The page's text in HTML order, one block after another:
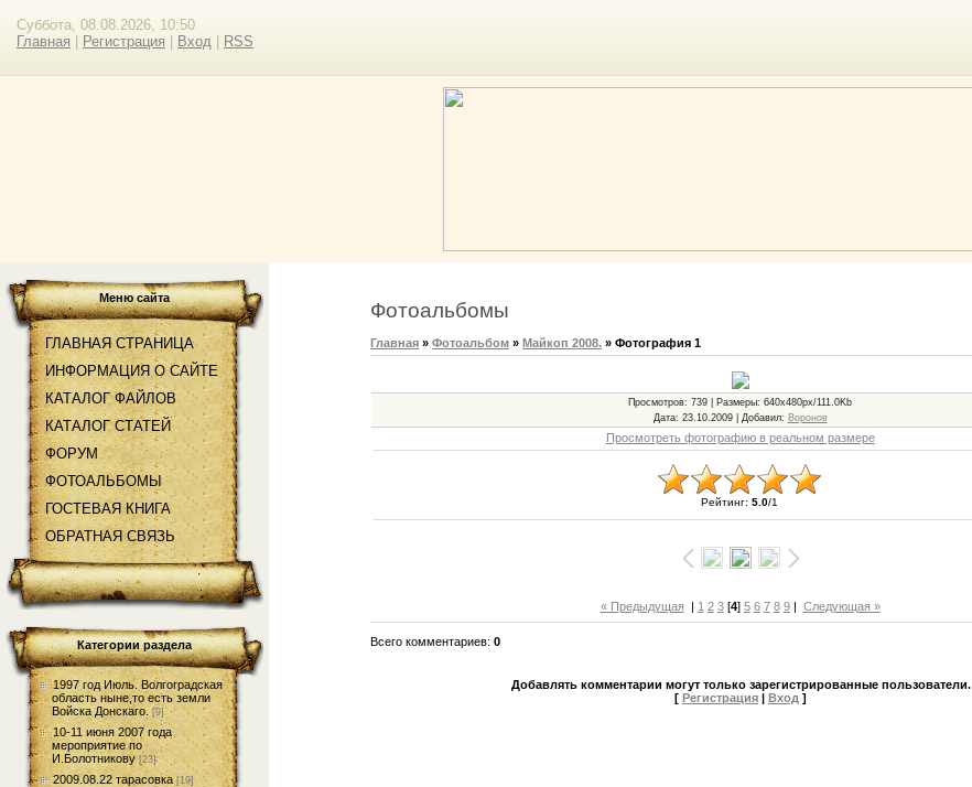
Суббота, 08.08.2026, 10:50
Главная
Регистрация Вход RSS
Меню сайта
ГЛАВНАЯ СТРАНИЦА
ИНФОРМАЦИЯ О САЙТЕ
КАТАЛОГ ФАЙЛОВ
КАТАЛОГ СТАТЕЙ
ФОРУМ
ФОТОАЛЬБОМЫ
ГОСТЕВАЯ КНИГА
ОБРАТНАЯ СВЯЗЬ
Категории раздела
1997 год Июль. Волгоградская
область ныне,то есть земли
Войска Донскаго. [9]
10-11 июня 2007 года
мероприятие по
И.Болотникову [23]
2009.08.22 тарасовка [19]
Фотоальбомы
Главная »Фотоальбом »Майкоп 2008. » Фотография 1
Просмотров: 739 | Размеры: 640x480px/111.0Kb
Дата: 23.10.2009 | Добавил: Воронов
Просмотреть фотографию в реальном размере
Рейтинг:5.0/1
« Предыдущая | 1 2 3[4] 5 6 7 8 9| Следующая »
Всего комментариев:0
Добавлять комментарии могут только зарегистрированные пользователи.
[ Регистрация Вход ]